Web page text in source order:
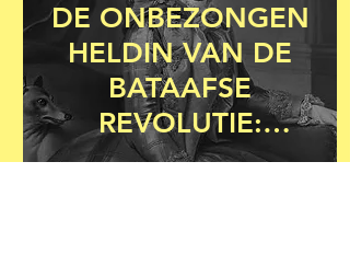
DE ONBEZONGEN
HELDIN VAN DE
BATAAFSE
REVOLUTIE:
WILHELMINA VAN